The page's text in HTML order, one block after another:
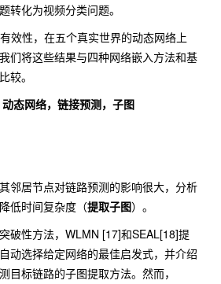
转化为视频分类问题。
效性，在五个真实世界的动态网络上
们将这些结果与四种网络嵌入方法和基
较。
态网络，链接预测，子图
邻居节点对链路预测的影响很大，分析
低时间复杂度（提取子图）。
破性方法，WLMN [17]和SEAL[18]提
动选择给定网络的最佳启发式，并介绍
目标链路的子图提取方法。然而，